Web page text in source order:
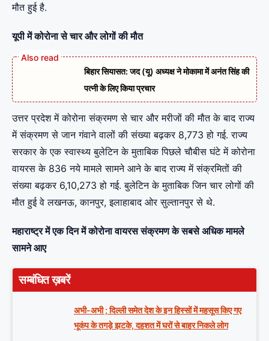
मौत हुई है.
यूपी में कोरोना से चार और लोगों की मौत
बिहार सियासत: जद (यू) अध्यक्ष ने मोकामा में अनंत सिंह की
पत्नी के लिए किया प्रचार
उत्तर प्रदेश में कोरोना संक्रमण से चार और मरीजों की मौत के बाद राज्य
में संक्रमण से जान गंवाने वालों की संख्या बढ़कर 8,773 हो गई. राज्य
सरकार के एक स्वास्थ्य बुलेटिन के मुताबिक पिछले चौबीस घंटे में कोरोना
वायरस के 836 नये मामले सामने आने के बाद राज्य में संक्रमितों की
संख्या बढ़कर 6,10,273 हो गई. बुलेटिन के मुताबिक जिन चार लोगों की
मौत हुई वे लखनऊ, कानपुर, इलाहाबाद ओर सुल्तानपुर से थे.
महाराष्ट्र में एक दिन में कोरोना वायरस संक्रमण के सबसे अधिक मामले
सामने आए
सम्बंधित ख़बरें
अभी-अभी ; दिल्ली समेत देश के इन हिस्सों में महसूस किए गए
भूकंप के तगड़े झटके, दहशत में घरों से बाहर निकले लोग